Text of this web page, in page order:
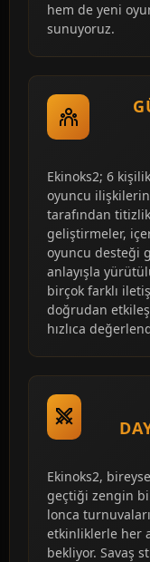
hem de yeni
sunuyoruz.
Ekinoks2; 6
oyuncu
tarafından
geliştirmeler,
oyuncu desteği
anlayışla
birçok farklı
doğrudan
hızlıca
Ekinoks2,
geçtiği zengin
lonca
etkinliklerle her
bekliyor. Savaş